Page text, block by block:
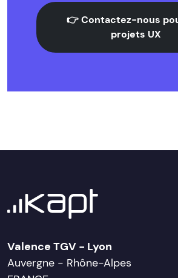
👉 Contactez-nous
projets UX
Valence TGV - Lyon
Auvergne - Rhône-Alpes